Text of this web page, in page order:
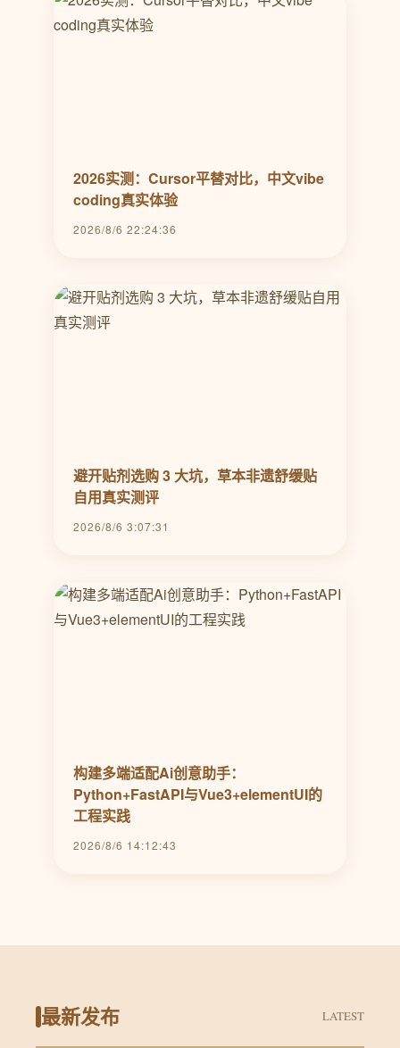
2026实测：Cursor平替对比，中文vibe
coding真实体验
2026/8/6 22:24:36
避开贴剂选购 3 大坑，草本非遗舒缓贴
自用真实测评
2026/8/6 3:07:31
构建多端适配Ai创意助手：
Python+FastAPI与Vue3+elementUI的
工程实践
2026/8/6 14:12:43
最新发布 LATEST